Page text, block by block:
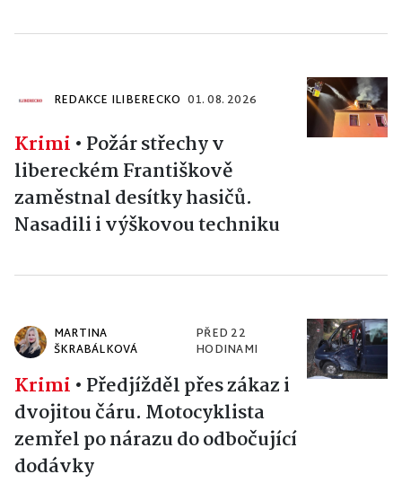
REDAKCE ILIBERECKO 01. 08. 2026
Krimi • Požár střechy v
libereckém Františkově
zaměstnal desítky hasičů.
Nasadili i výškovou techniku
MARTINA
ŠKRABÁLKOVÁ
PŘED 22
HODINAMI
Krimi • Předjížděl přes zákaz i
dvojitou čáru. Motocyklista
zemřel po nárazu do odbočující
dodávky